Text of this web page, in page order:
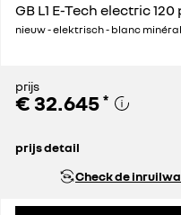
GB L1 E-Tech electric
nieuw - elektrisch - blanc
prijs
€ 32.645 *
prijs detail
Check de